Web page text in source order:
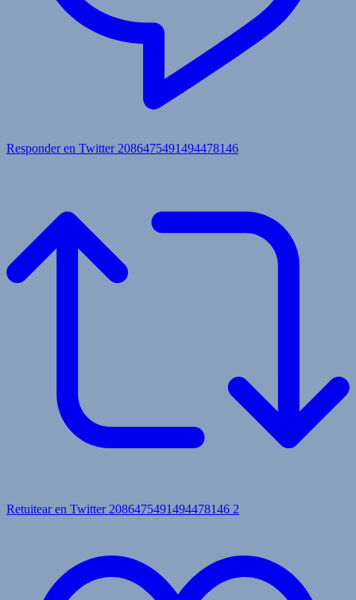
Responder en Twitter 2086475491494478146
Retuitear en Twitter 2086475491494478146 2